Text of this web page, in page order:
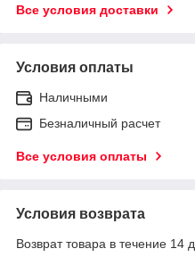
Все условия доставки
Условия оплаты
Наличными
Безналичный расчет
Все условия оплаты
Условия возврата
Возврат товара в течение 14